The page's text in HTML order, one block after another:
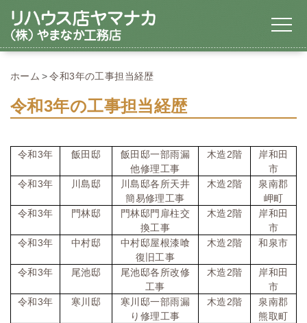
ホーム 令和3年の工事担当経歴
令和3年の工事担当経歴
令和3年 飯田邸
飯田邸一部雨漏
他修理工事
木造2階
岸和田
市
令和3年 川島邸
川島邸各所天井
簡易修理工事
木造2階
泉南郡
岬町
令和3年 門林邸
門林邸門扉柱交
換工事
木造2階
岸和田
市
令和3年 中村邸
中村邸屋根漆喰
復旧工事
木造2階 和泉市
令和3年 尾池邸
尾池邸各所改修
工事
木造2階
岸和田
市
令和3年 寒川邸
寒川邸一部雨漏
り修理工事
木造2階
泉南郡
熊取町